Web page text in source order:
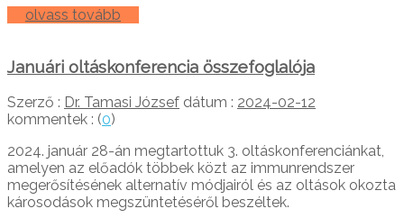
olvass tovább
Januári oltáskonferencia összefoglalója
Szerző : Dr. Tamasi József dátum : 2024-02-12
kommentek : (0)
2024. január 28-án megtartottuk 3. oltáskonferenciánkat,
amelyen az előadók többek közt az immunrendszer
megerősítésének alternatív módjairól és az oltások okozta
károsodások megszüntetéséről beszéltek.